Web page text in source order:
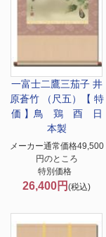
一富士二鷹三茄子 井
原蒼竹 （尺五）【 特
価 】鳥 鶏 酉 日
本製
メーカー通常価格49,500
円のところ
特別価格
26,400円(税込)